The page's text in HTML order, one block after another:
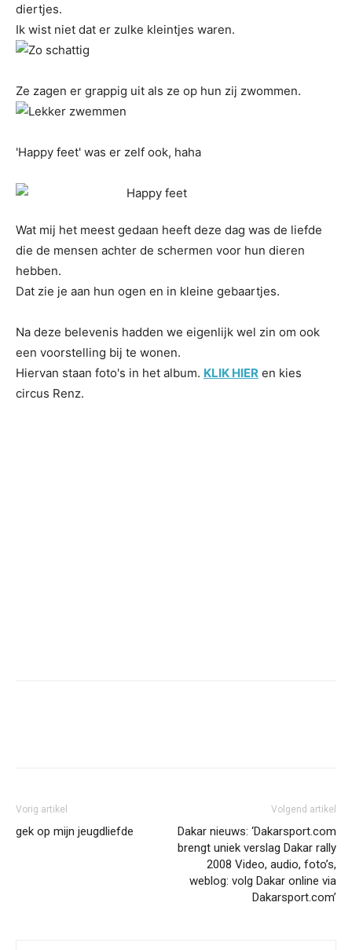
diertjes.
Ik wist niet dat er zulke kleintjes waren.
Ze zagen er grappig uit als ze op hun zij zwommen.
'Happy feet' was er zelf ook, haha
Wat mij het meest gedaan heeft deze dag was de liefde
die de mensen achter de schermen voor hun dieren
hebben.
Dat zie je aan hun ogen en in kleine gebaartjes.
Na deze belevenis hadden we eigenlijk wel zin om ook
een voorstelling bij te wonen.
Hiervan staan foto's in het album. KLIK HIER en kies
circus Renz.
Vorig artikel
gek op mijn jeugdliefde
Volgend artikel
Dakar nieuws: ‘Dakarsport.com
brengt uniek verslag Dakar rally
2008 Video, audio, foto’s,
weblog: volg Dakar online via
Dakarsport.com’